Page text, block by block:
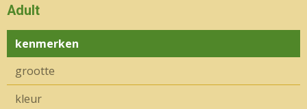
Adult
kenmerken
grootte
kleur